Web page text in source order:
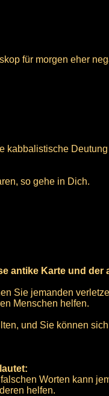
für morgen eher
kabbalistische
so gehe in Dich.
antike Karte und der
Sie jemanden
Menschen helfen.
und Sie können
Worten kann
helfen.